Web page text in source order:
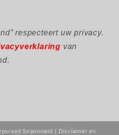
respecteert uw privacy.
van
Sirjansland | Disclaimer en